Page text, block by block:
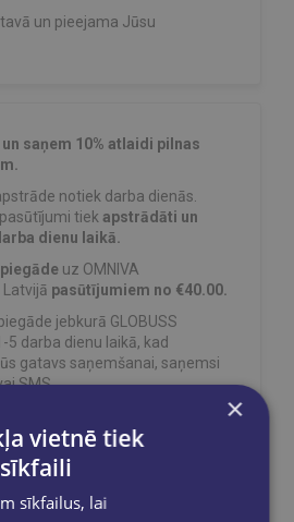
un pieejama Jūsu
saņem 10% atlaidi pilnas
notiek darba dienās.
tiek apstrādāti un
dienu laikā.
uz OMNIVA
pasūtījumiem no €40.00.
jebkurā GLOBUSS
5 darba dienu laikā, kad
gatavs saņemšanai, saņemsi
SMS.
tīklos:
×
vietnē tiek
sīkfailus, lai